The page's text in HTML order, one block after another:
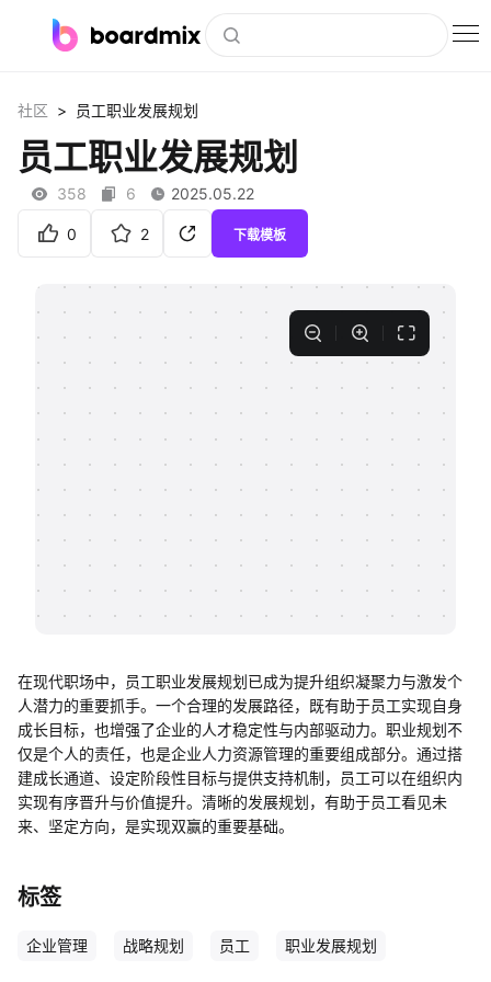
社区资源
下载
支持
帮助中心
知识分享社区
社区 > 员工职业发展规划
员工职业发展规划
358 6 2025.05.22
0 2 下载模板
在现代职场中，员工职业发展规划已成为提升组织凝聚力与激发个
人潜力的重要抓手。一个合理的发展路径，既有助于员工实现自身
成长目标，也增强了企业的人才稳定性与内部驱动力。职业规划不
仅是个人的责任，也是企业人力资源管理的重要组成部分。通过搭
建成长通道、设定阶段性目标与提供支持机制，员工可以在组织内
实现有序晋升与价值提升。清晰的发展规划，有助于员工看见未
来、坚定方向，是实现双赢的重要基础。
标签
企业管理 战略规划 员工 职业发展规划